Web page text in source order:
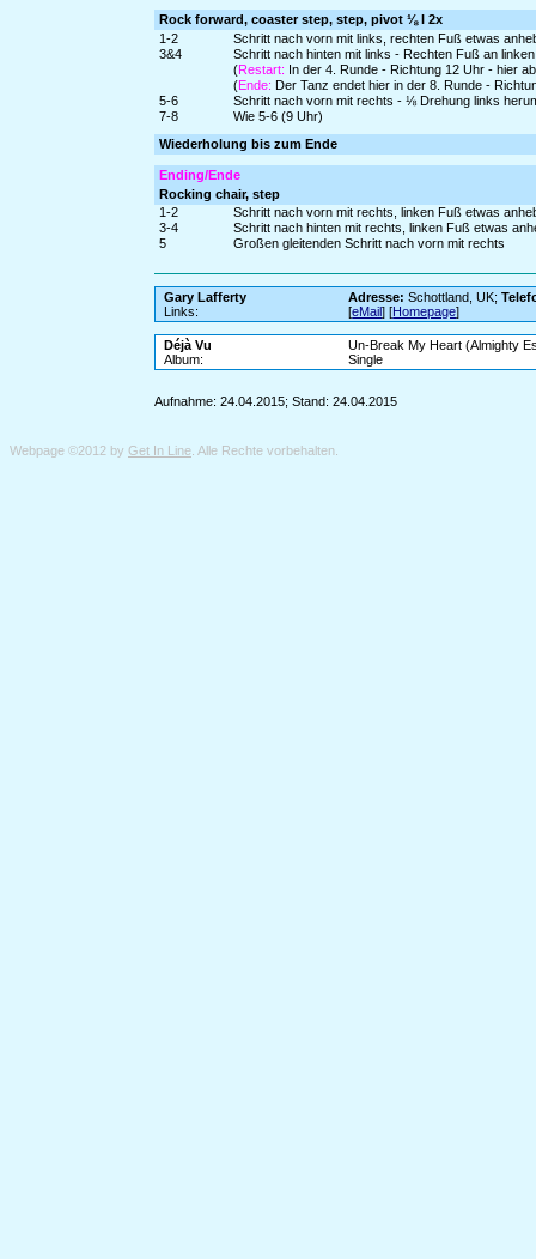
Rock forward, coaster step, step, pivot ⅛ l 2x
1-2
Schritt nach vorn mit links, rechten Fuß etwas
3&4
Schritt nach hinten mit links - Rechten Fuß an
(Restart: In der 4. Runde - Richtung 12 Uhr - hier
(Ende: Der Tanz endet hier in der 8. Runde -
5-6
Schritt nach vorn mit rechts - ⅛ Drehung links
7-8
Wie 5-6 (9 Uhr)
Wiederholung bis zum Ende
Ending/Ende
Rocking chair, step
1-2
Schritt nach vorn mit rechts, linken Fuß etwas
3-4
Schritt nach hinten mit rechts, linken Fuß etwas
5
Großen gleitenden Schritt nach vorn mit rechts
Gary Lafferty Adresse: Schottland, UK;
Links:
[eMail] [Homepage]
Déjà Vu
Un-Break My Heart (Almighty
Album:
Single
Aufnahme: 24.04.2015; Stand: 24.04.2015
Webpage ©2012 by Get In Line . Alle Rechte vorbehalten.